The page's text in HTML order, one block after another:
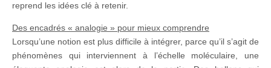
reprend les idées clé à retenir.
Des encadrés « analogie » pour mieux comprendre
Lorsqu’une notion est plus difficile à intégrer, parce qu’il s’agit de
phénomènes qui interviennent à l’échelle moléculaire, une